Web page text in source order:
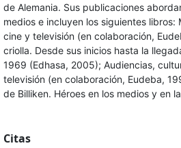
de Alemania. Sus publicaciones
medios e incluyen los siguientes
cine y televisión (en colaboración,
criolla. Desde sus inicios hasta la
1969 (Edhasa, 2005); Audiencias,
televisión (en colaboración, Eudeba,
de Billiken. Héroes en los medios y en
Citas